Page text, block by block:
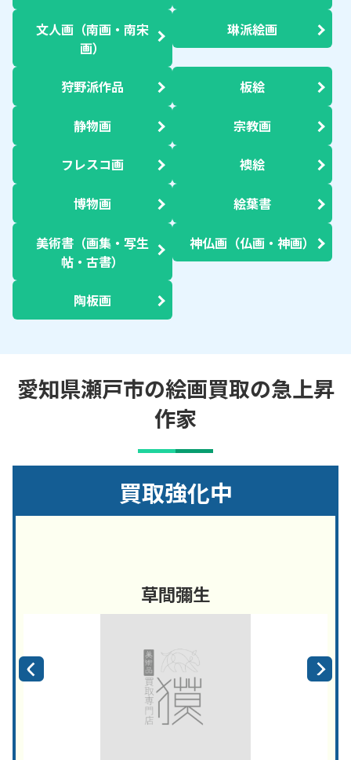
文人画（南画・南宋
画）
琳派絵画
狩野派作品 板絵
静物画 宗教画
フレスコ画 襖絵
博物画 絵葉書
美術書（画集・写生
帖・古書）
神仏画（仏画・神画）
陶板画
愛知県瀬戸市の絵画買取の急上昇
作家
買取強化中
草間彌生